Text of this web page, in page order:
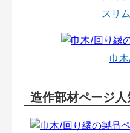
スリ
巾
造作部材ページ